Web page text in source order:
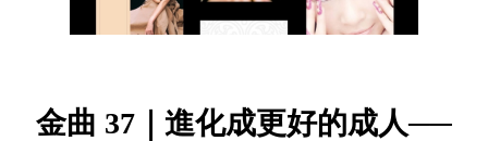
金曲 37｜進化成更好的成人──